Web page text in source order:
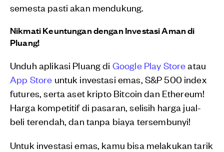
semesta pasti akan mendukung.
Nikmati Keuntungan dengan Investasi Aman di
Pluang!
Unduh aplikasi Pluang di Google Play Storeatau
App Store untuk investasi emas, S&P 500 index
futures, serta aset kripto Bitcoin dan Ethereum!
Harga kompetitif di pasaran, selisih harga jual-
beli terendah, dan tanpa biaya tersembunyi!
Untuk investasi emas, kamu bisa melakukan tarik